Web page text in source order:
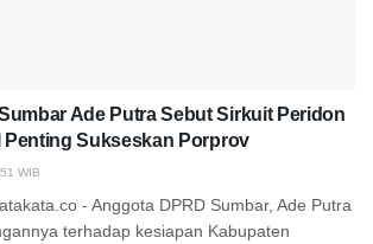
Ade Putra Sebut Sirkuit Peridon
Penting Sukseskan Porprov
WIB
- Anggota DPRD Sumbar, Ade Putra
terhadap kesiapan Kabupaten